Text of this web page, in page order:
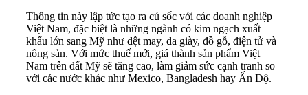
Thông tin này lập tức tạo ra cú sốc với các doanh nghiệp
Việt Nam, đặc biệt là những ngành có kim ngạch xuất
khẩu lớn sang Mỹ như dệt may, da giày, đồ gỗ, điện tử và
nông sản. Với mức thuế mới, giá thành sản phẩm Việt
Nam trên đất Mỹ sẽ tăng cao, làm giảm sức cạnh tranh so
với các nước khác như Mexico, Bangladesh hay Ấn Độ.